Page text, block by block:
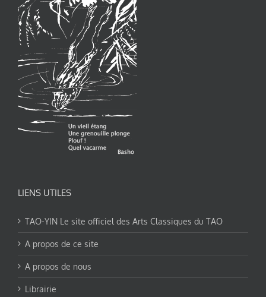
LIENS UTILES
TAO-YIN Le site officiel des Arts Classiques du TAO
A propos de ce site
A propos de nous
Librairie